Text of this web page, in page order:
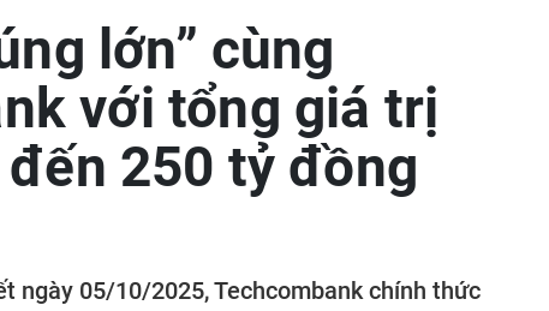
lớn” cùng
với tổng giá trị
250 tỷ đồng
ngày 05/10/2025, Techcombank chính thức